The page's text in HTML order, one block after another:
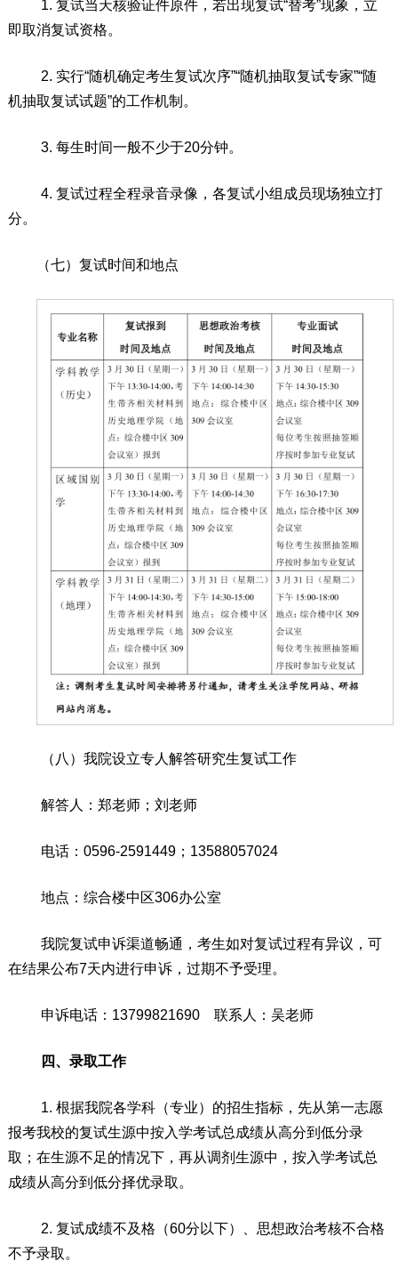
1. 复试当天核验证件原件，若出现复试“替考”现象，立
即取消复试资格。
2. 实行“随机确定考生复试次序”“随机抽取复试专家”“随
机抽取复试试题”的工作机制。
3. 每生时间一般不少于20分钟。
4. 复试过程全程录音录像，各复试小组成员现场独立打
分。
（七） 复试时间和地点
（ 八 ） 我院设立专人解答研究生复试工作
解答人： 郑老师； 刘 老师
电话： 0596-2591449； 13588057024
地点：综合楼中区306办公室
我院复试申诉渠道畅通，考生如对复试过程有异议，可
在结果公布7天内进行申诉，过期不予受理。
申诉电话： 13799821690 联系人： 吴老师
四、录取工作
1. 根据我院各学科（专业）的招生指标，先从第一志愿
报考我校的复试生源中按入学考试总成绩从高分到低分录
取；在生源不足的情况下，再从调剂生源中，按入学考试总
成绩从高分到低分择优录取。
2. 复试成绩不及格（60分以下）、思想政治考核不合格
不予录取。